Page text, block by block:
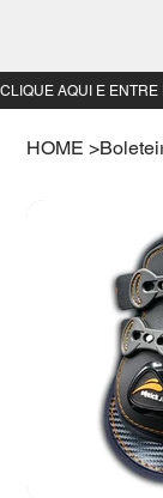
HOME >
CLIQUE AQUI E ENTRE